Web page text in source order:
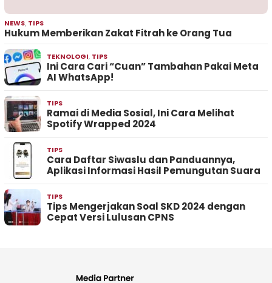
NEWS, TIPS
Hukum Memberikan Zakat Fitrah ke Orang Tua
TEKNOLOGI, TIPS
Ini Cara Cari “Cuan” Tambahan Pakai Meta
AI WhatsApp!
TIPS
Ramai di Media Sosial, Ini Cara Melihat
Spotify Wrapped 2024
TIPS
Cara Daftar Siwaslu dan Panduannya,
Aplikasi Informasi Hasil Pemungutan Suara
TIPS
Tips Mengerjakan Soal SKD 2024 dengan
Cepat Versi Lulusan CPNS